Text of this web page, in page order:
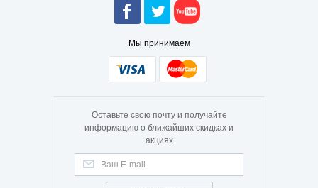
Мы принимаем
Оставьте свою почту и получайте
информацию о ближайших скидках и
акциях